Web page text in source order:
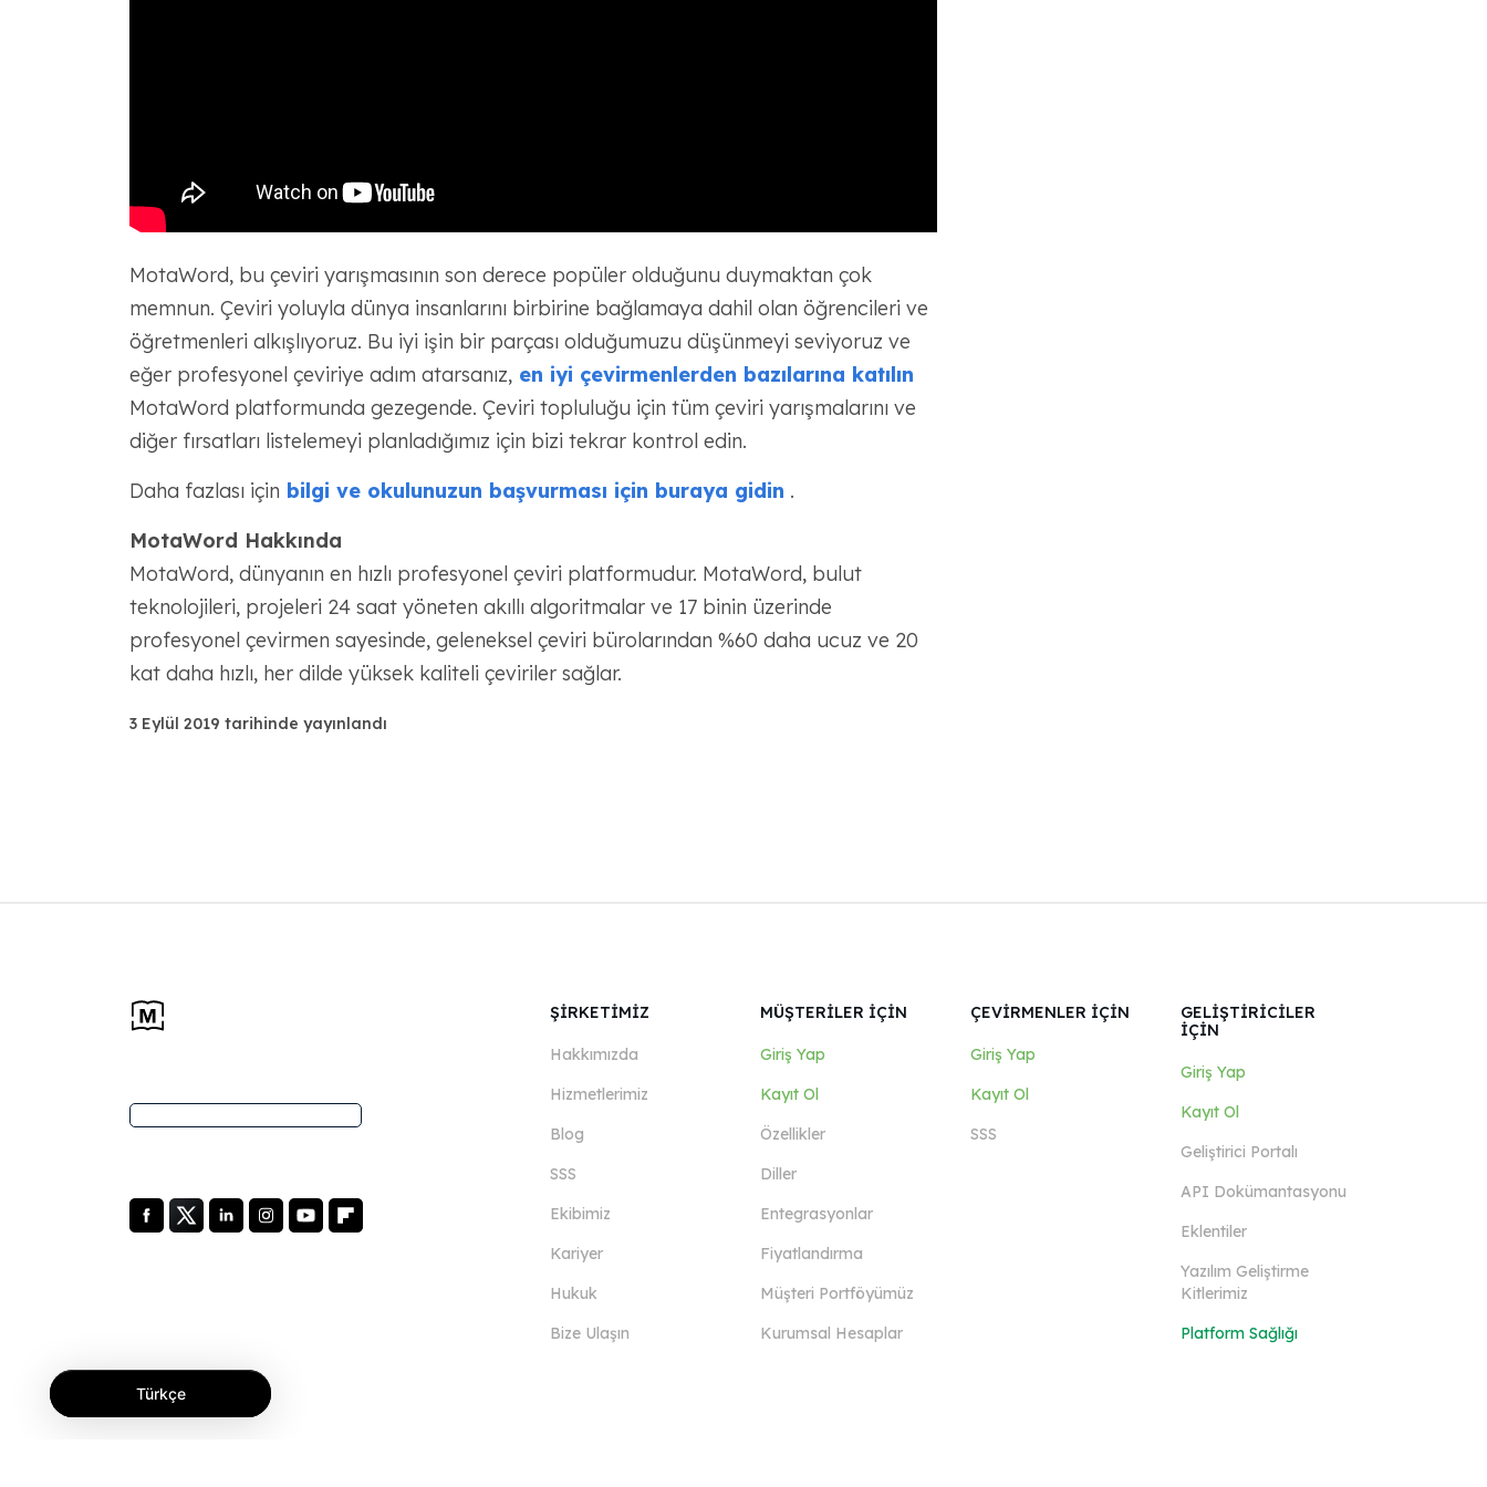
MotaWord, bu çeviri yarışmasının son derece popüler olduğunu duymaktan çok
memnun. Çeviri yoluyla dünya insanlarını birbirine bağlamaya dahil olan öğrencileri ve
öğretmenleri alkışlıyoruz. Bu iyi işin bir parçası olduğumuzu düşünmeyi seviyoruz ve
eğer profesyonel çeviriye adım atarsanız,en iyi çevirmenlerden bazılarına katılın
MotaWord platformunda gezegende. Çeviri topluluğu için tüm çeviri yarışmalarını ve
diğer fırsatları listelemeyi planladığımız için bizi tekrar kontrol edin.
Daha fazlası için bilgi ve okulunuzun başvurması için buraya gidin .
MotaWord Hakkında
MotaWord, dünyanın en hızlı profesyonel çeviri platformudur. MotaWord, bulut
teknolojileri, projeleri 24 saat yöneten akıllı algoritmalar ve 17 binin üzerinde
profesyonel çevirmen sayesinde, geleneksel çeviri bürolarından %60 daha ucuz ve 20
kat daha hızlı, her dilde yüksek kaliteli çeviriler sağlar.
3 Eylül 2019 tarihinde yayınlandı
ŞİRKETİMİZ
Hakkımızda
Hizmetlerimiz
Blog
SSS
Ekibimiz
Kariyer
Hukuk
Bize Ulaşın
MÜŞTERİLER İÇİN
Giriş Yap
Kayıt Ol
Özellikler
Diller
Entegrasyonlar
Fiyatlandırma
Müşteri Portföyümüz
Kurumsal Hesaplar
ÇEVİRMENLER İÇİN
Giriş Yap
Kayıt Ol
SSS
GELİŞTİRİCİLER
İÇİN
Giriş Yap
Kayıt Ol
Geliştirici Portalı
API Dokümantasyonu
Eklentiler
Yazılım Geliştirme
Kitlerimiz
Platform Sağlığı
Türkçe